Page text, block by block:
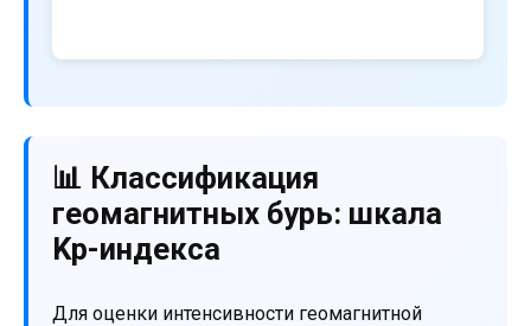
📊 Классификация
геомагнитных бурь: шкала
Kp-индекса
Для оценки интенсивности геомагнитной